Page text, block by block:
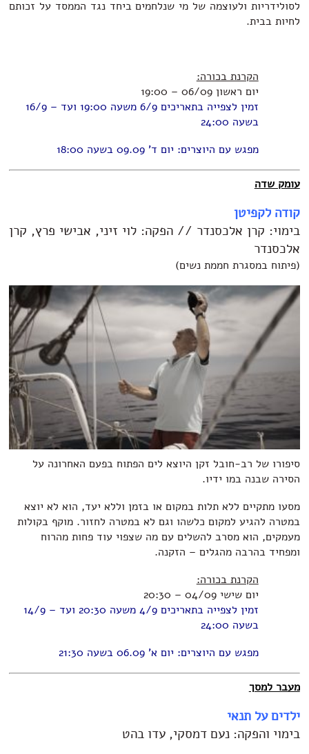
לסולידריות ולעוצמה של מי שנלחמים ביחד נגד הממסד על זכותם
לחיות בבית.
הקרנת בכורה:
יום ראשון 06/09 – 19:00
זמין לצפייה בתאריכים 6/9 משעה 19:00 ועד – 16/9
בשעה 24:00
מפגש עם היוצרים: יום ד' 09.09 בשעה 18:00
עומק שדה
קודה לקפיטן
בימוי: קרן אלכסנדר // הפקה: לוי זיני, אבישי פרץ, קרן
אלכסנדר
(פיתוח במסגרת חממת נשים)
סיפורו של רב-חובל זקן היוצא לים הפתוח בפעם האחרונה על
הסירה שבנה במו ידיו.
מסעו מתקיים ללא תלות במקום או בזמן וללא יעד, הוא לא יוצא
במטרה להגיע למקום כלשהו וגם לא במטרה לחזור. מוקף בקולות
מעמקים, הוא מסרב להשלים עם מה שצפוי עוד פחות מהרוח
ומפחיד בהרבה מהגלים – הזקנה.
הקרנת בכורה:
יום שישי 04/09 – 20:30
זמין לצפייה בתאריכים 4/9 משעה 20:30 ועד – 14/9
בשעה 24:00
מפגש עם היוצרים: יום א' 06.09 בשעה 21:30
מעבר למסך
ילדים על תנאי
בימוי והפקה: נעם דמסקי, עדו בהט